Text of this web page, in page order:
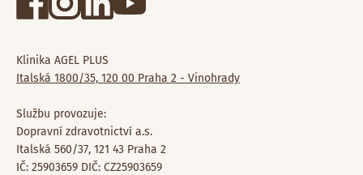
Klinika AGEL PLUS
Italská 1800/35, 120 00 Praha 2 - Vinohrady
Službu provozuje:
Dopravní zdravotnictví a.s.
Italská 560/37, 121 43 Praha 2
IČ: 25903659 DIČ: CZ25903659